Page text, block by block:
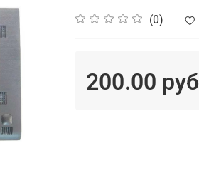
(0)
200.00 руб